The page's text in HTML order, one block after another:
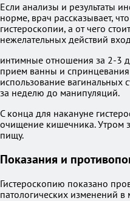
Если анализы и результаты
норме, врач рассказывает,
гистероскопии, а от чего
нежелательных действий
интимные отношения за 2-3
прием ванны и
использование вагинальных
за неделю до манипуляций.
С конца для накануне
очищение кишечника. Утром
пищу.
Показания и
Гистероскопию показано
патологических изменений в